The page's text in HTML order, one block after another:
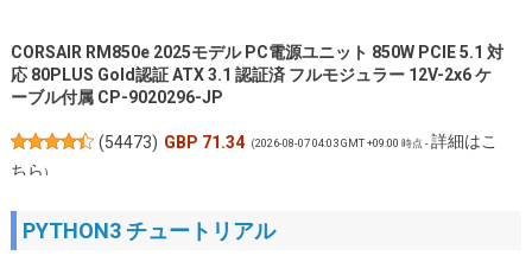
CORSAIR RM850e 2025モデル PC電源ユニット 850W PCIE 5.1 対
応 80PLUS Gold認証 ATX 3.1 認証済 フルモジュラー 12V-2x6 ケ
ーブル付属 CP-9020296-JP
(54473) GBP 71.34 (2026-08-07 04:03 GMT +09:00 時点 -詳細はこ
ちら)
PYTHON3 チュートリアル